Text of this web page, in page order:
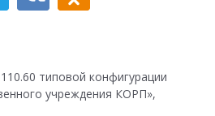
типовой конфигурации
учреждения КОРП»,